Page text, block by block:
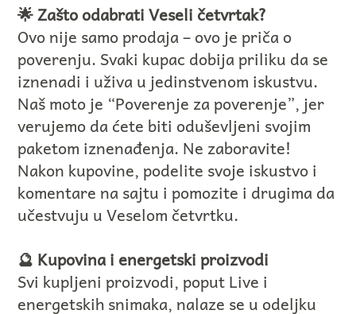
🌟 Zašto odabrati Veseli četvrtak?
Ovo nije samo prodaja – ovo je priča o
poverenju. Svaki kupac dobija priliku da se
iznenadi i uživa u jedinstvenom iskustvu.
Naš moto je “Poverenje za poverenje”, jer
verujemo da ćete biti oduševljeni svojim
paketom iznenađenja. Ne zaboravite!
Nakon kupovine, podelite svoje iskustvo i
komentare na sajtu i pomozite i drugima da
učestvuju u Veselom četvrtku.
🔮 Kupovina i energetski proizvodi
Svi kupljeni proizvodi, poput Live i
energetskih snimaka, nalaze se u odeljku